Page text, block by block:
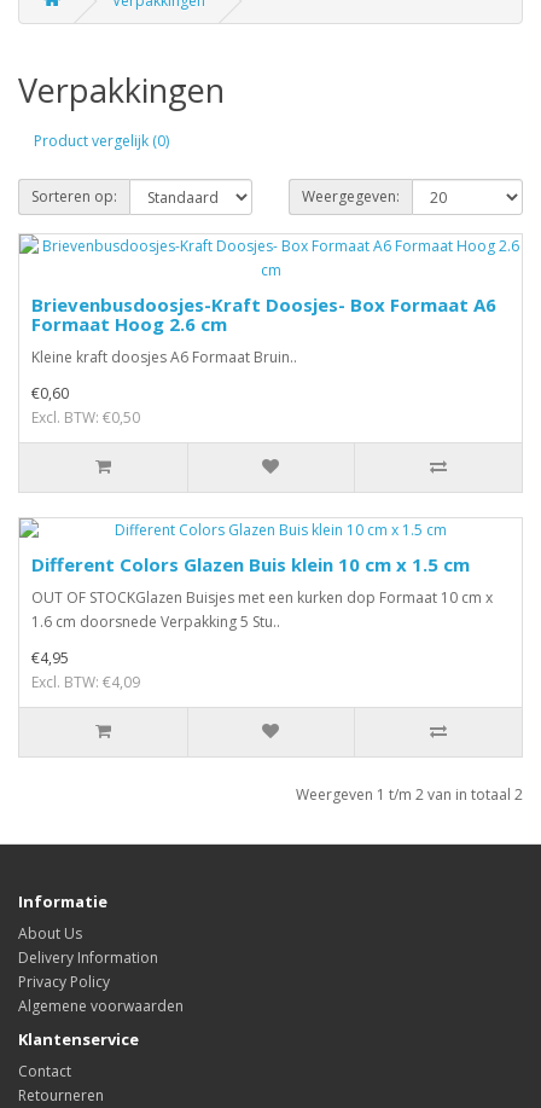
Verpakkingen
Product vergelijk (0)
Sorteren op: Weergegeven:
Brievenbusdoosjes-Kraft Doosjes- Box Formaat A6
Formaat Hoog 2.6 cm
Kleine kraft doosjes A6 Formaat Bruin..
€0,60
Excl. BTW: €0,50
Different Colors Glazen Buis klein 10 cm x 1.5 cm
OUT OF STOCKGlazen Buisjes met een kurken dop Formaat 10 cm x
1.6 cm doorsnede Verpakking 5 Stu..
€4,95
Excl. BTW: €4,09
Weergeven 1 t/m 2 van in totaal 2
Informatie
About Us
Delivery Information
Privacy Policy
Algemene voorwaarden
Klantenservice
Contact
Retourneren